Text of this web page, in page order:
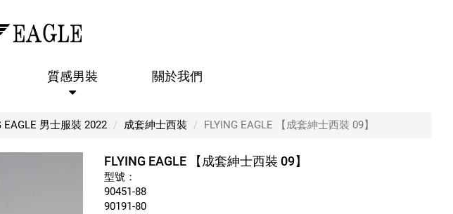
質感男裝 關於我們
EAGLE 男士服裝 2022 成套紳士西裝 FLYING EAGLE 【成套紳士西裝 09】
FLYING EAGLE 【成套紳士西裝 09】
型號：
90451-88
90191-80